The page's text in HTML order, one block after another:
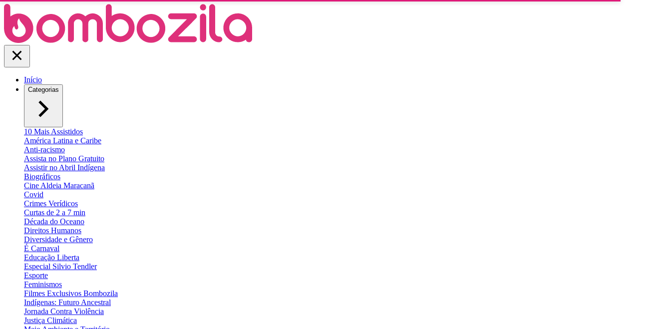
Início
Categorias
10 Mais Assistidos
América Latina e Caribe
Anti-racismo
Assista no Plano Gratuito
Assistir no Abril Indígena
Biográficos
Cine Aldeia Maracanã
Covid
Crimes Verídicos
Curtas de 2 a 7 min
Década do Oceano
Direitos Humanos
Diversidade e Gênero
É Carnaval
Educação Liberta
Especial Silvio Tendler
Esporte
Feminismos
Filmes Exclusivos Bombozila
Indígenas: Futuro Ancestral
Jornada Contra Violência
Justiça Climática